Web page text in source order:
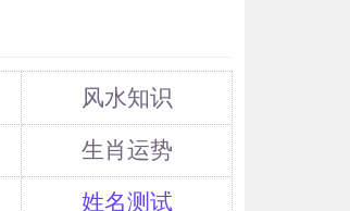
风水作用也比较
的忌讳之物。所
风水知识
生肖运势
姓名测试